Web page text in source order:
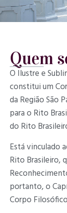
Quem
O Ilustre e
constitui um
da Região São
para o Rito
do Rito
Está vinculado
Rito Brasileiro,
portanto, o
Corpo